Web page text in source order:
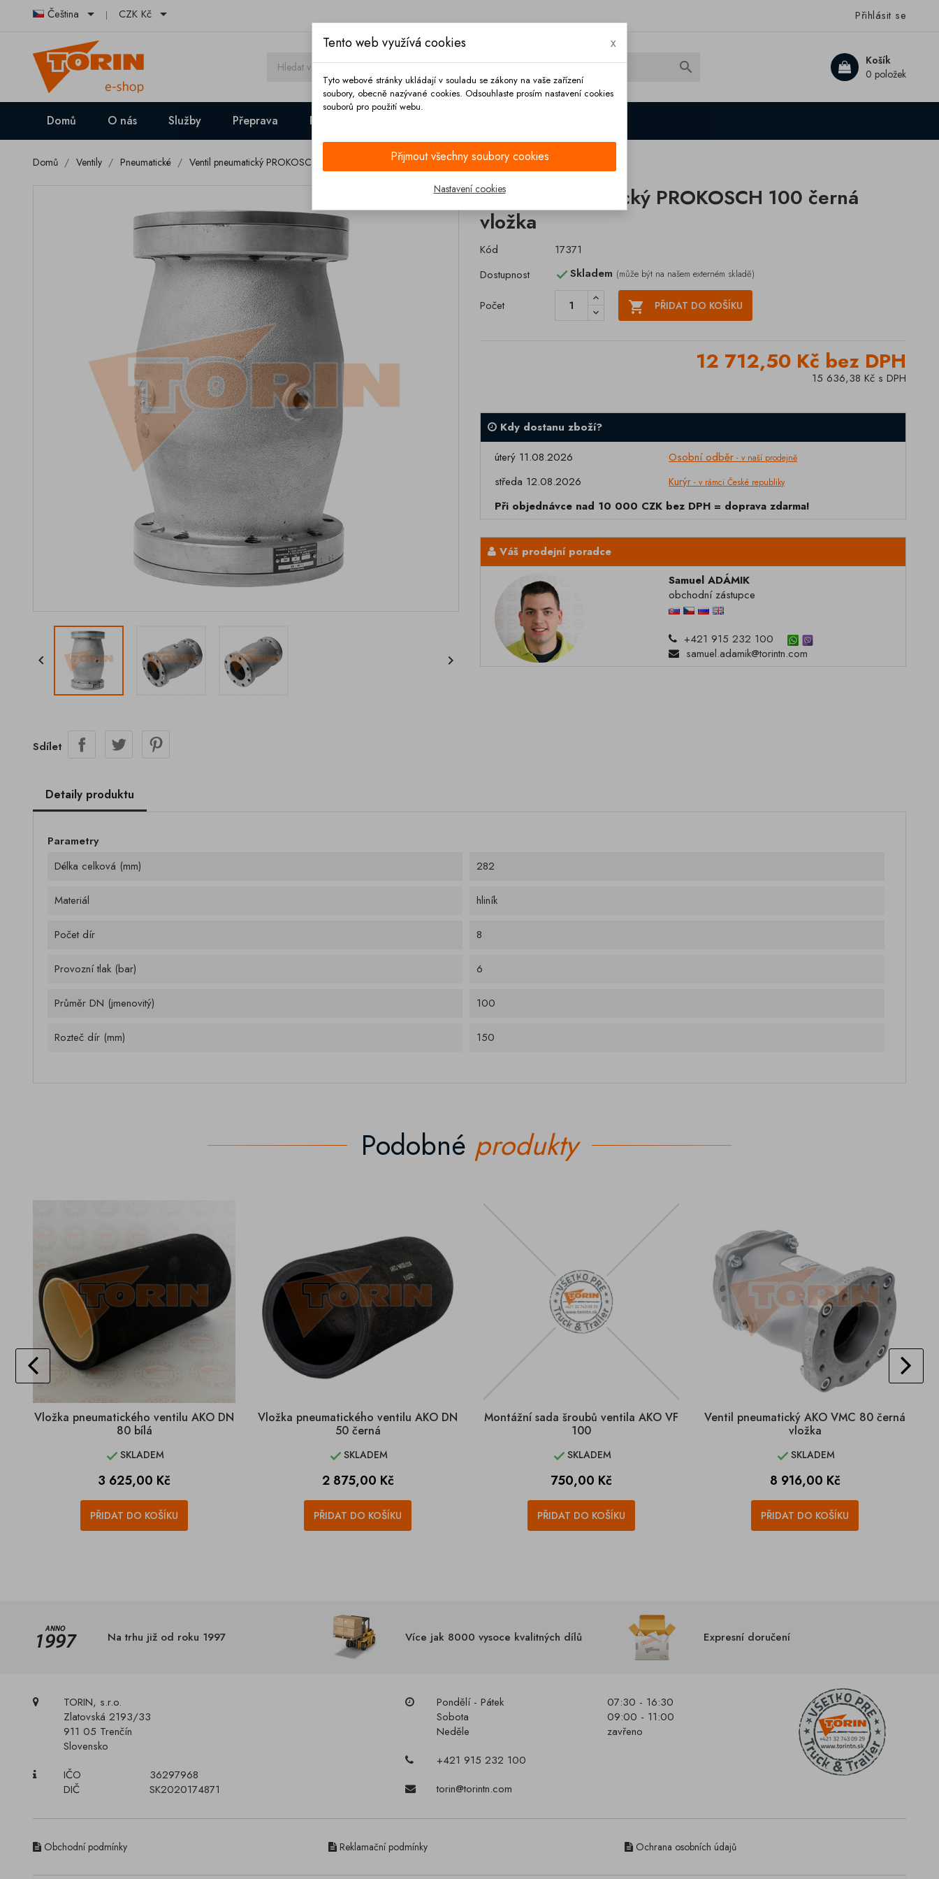
Čeština  CZK Kč  Přihlásit se
Košík
0 položek

Domů O nás Služby Přeprava Platba
Domů Ventily Pneumatické Ventil pneumatický PROKOSCH 100 černá vložka
 
Ventil pneumatický PROKOSCH 100 černá
vložka
Kód
17371
Dostupnost
Skladem (může být na našem externém skladě)
Počet  PŘIDAT DO KOŠÍKU
12 712,50 Kč bez DPH
15 636,38 Kč s DPH
Kdy dostanu zboží?
úterý 11.08.2026
Osobní odběr - v naší prodejně
středa 12.08.2026 Kurýr - v rámci České republiky
Při objednávce nad 10 000 CZK bez DPH = doprava zdarma!
Váš prodejní poradce
Samuel ADÁMIK
obchodní zástupce
+421 915 232 100
samuel.adamik@torintn.com
Sdílet
Detaily produktu
Parametry
Délka celková (mm)
282
Materiál hliník
Počet dír 8
Provozní tlak (bar) 6
Průměr DN (jmenovitý) 100
Rozteč dír (mm) 150
Podobné produkty
Vložka pneumatického ventilu AKO DN
80 bílá
SKLADEM
Cena
3 625,00 Kč
PŘIDAT DO KOŠÍKU
Vložka pneumatického ventilu AKO DN
50 černá
SKLADEM
Cena
2 875,00 Kč
PŘIDAT DO KOŠÍKU
Montážní sada šroubů ventila AKO VF
100
SKLADEM
Cena
750,00 Kč
PŘIDAT DO KOŠÍKU
Ventil pneumatický AKO VMC 80 černá
vložka
SKLADEM
Cena
8 916,00 Kč
PŘIDAT DO KOŠÍKU
Na trhu již od roku 1997 Více jak 8000 vysoce kvalitných dílů Expresní doručení
TORIN, s.r.o.
Zlatovská 2193/33
911 05 Trenčín
Slovensko
IČO
36297968
DIČ
SK2020174871
Pondělí - Pátek
07:30 - 16:30
Sobota
09:00 - 11:00
Neděle
zavřeno
+421 915 232 100
torin@torintn.com
Obchodní podmínky Reklamační podmínky Ochrana osobních údajů
Tento web využívá cookies x
Tyto webové stránky ukládají v souladu se zákony na vaše zařízení
soubory, obecně nazývané cookies. Odsouhlaste prosím nastavení cookies
souborů pro použití webu.
Přijmout všechny soubory cookies
Nastavení cookies